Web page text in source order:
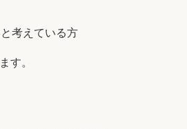
考えている方
す。